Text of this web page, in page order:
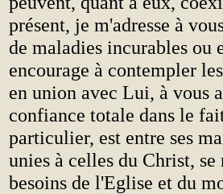
présent, je m'adresse à
de maladies incurables ou
encourage à contempler
en union avec Lui, à vous
confiance totale dans le
particulier, est entre ses
unies à celles du Christ,
besoins de l'Eglise et du